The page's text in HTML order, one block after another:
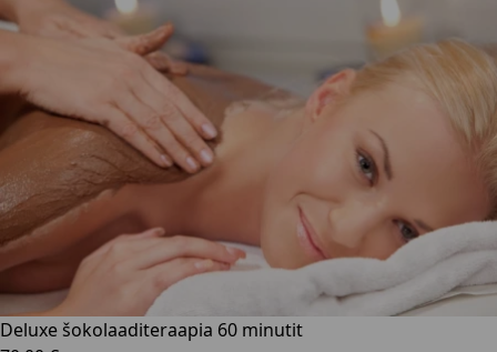
Deluxe šokolaaditeraapia 60 minutit